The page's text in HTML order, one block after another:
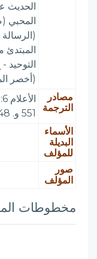
الحديث
المحبي
التوحيد
(أخصر
مصادر
الترجمة
551 و. Brock S 2: 448
الأسماء
البديلة
للمؤلف
صور
المؤلف
مخطوطات